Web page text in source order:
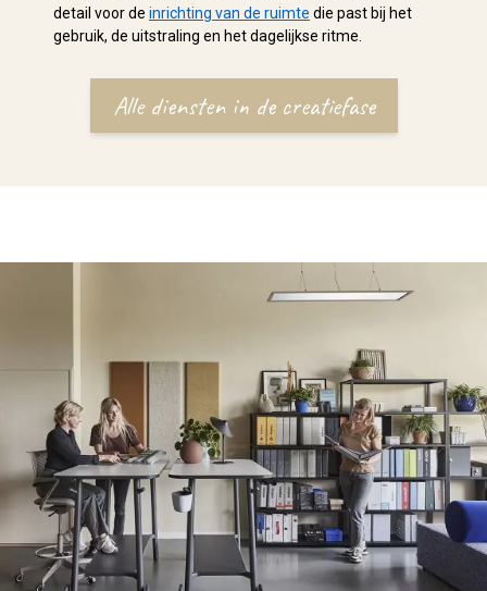
detail voor de inrichting van de ruimte die past bij het
gebruik, de uitstraling en het dagelijkse ritme.
Alle diensten in de creatiefase